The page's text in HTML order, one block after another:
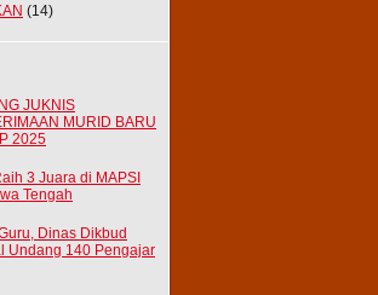
(14)
JUKNIS
MURID BARU
2025
3 Juara di MAPSI
Tengah
Dinas Dikbud
Undang 140 Pengajar